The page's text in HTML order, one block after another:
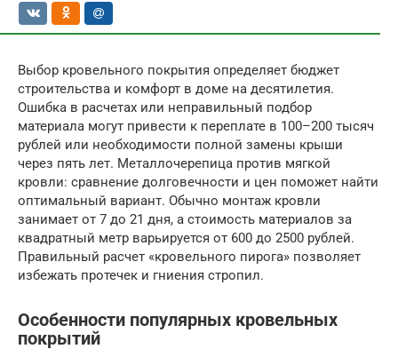
Выбор кровельного покрытия определяет бюджет
строительства и комфорт в доме на десятилетия.
Ошибка в расчетах или неправильный подбор
материала могут привести к переплате в 100–200 тысяч
рублей или необходимости полной замены крыши
через пять лет. Металлочерепица против мягкой
кровли: сравнение долговечности и цен поможет найти
оптимальный вариант. Обычно монтаж кровли
занимает от 7 до 21 дня, а стоимость материалов за
квадратный метр варьируется от 600 до 2500 рублей.
Правильный расчет «кровельного пирога» позволяет
избежать протечек и гниения стропил.
Особенности популярных кровельных
покрытий